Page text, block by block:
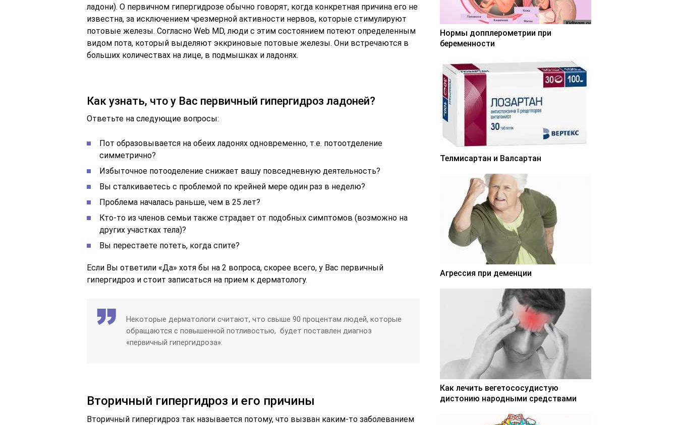
ладони). О первичном гипергидрозе обычно говорят, когда конкретная причина его не
известна, за исключением чрезмерной активности нервов, которые стимулируют
потовые железы. Согласно Web MD, люди с этим состоянием потеют определенным
видом пота, который выделяют эккриновые потовые железы. Они встречаются в
больших количествах на лице, в подмышках и ладонях.
Как узнать, что у Вас первичный гипергидроз ладоней?
Ответьте на следующие вопросы:
Пот образовывается на обеих ладонях одновременно, т.е. потоотделение
симметрично?
Избыточное потооделение снижает вашу повседневную деятельность?
Вы сталкиваетесь с проблемой по крейней мере один раз в неделю?
Проблема началась раньше, чем в 25 лет?
Кто-то из членов семьи также страдает от подобных симптомов (возможно на
других участках тела)?
Вы перестаете потеть, когда спите?
Если Вы ответили «Да» хотя бы на 2 вопроса, скорее всего, у Вас первичный
гипергидроз и стоит записаться на прием к дерматологу.
Некоторые дерматологи считают, что свыше 90 процентам людей, которые
обращаются с повышенной потливостью, будет поставлен диагноз
«первичный гипергидроза».
Вторичный гипергидроз и его причины
Вторичный гипергидроз так называется потому, что вызван каким-то заболеванием
Нормы допплерометрии при
беременности
Телмисартан и Валсартан
Агрессия при деменции
Как лечить вегетососудистую
дистонию народными средствами